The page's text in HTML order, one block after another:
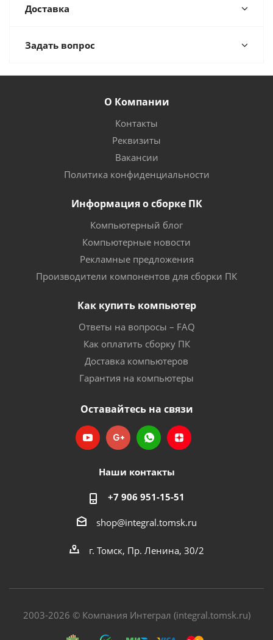
Доставка
Задать вопрос
О Компании
Контакты
Реквизиты
Вакансии
Политика конфиденциальности
Информация о сборке ПК
Компьютерный блог
Компьютерные новости
Рекламные предложения
Производители компонентов для сборки ПК
Как купить компьютер
Ответы на вопросы – FAQ
Как оплатить сборку ПК
Доставка компьютеров
Гарантия на компьютеры
Оставайтесь на связи
Наши контакты
+7 906 951-15-51
shop@integral.tomsk.ru
г. Томск, Пр. Ленина, 30/2
2003-2026 © Компания Интеграл (integral.tomsk.ru)